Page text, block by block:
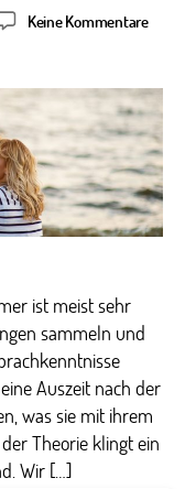
Keine Kommentarezu
Pairs,
drei
drei
–
Teil
ist meist sehr
sammeln und
Auszeit nach der
was sie mit ihrem
Theorie klingt ein
Wir […]